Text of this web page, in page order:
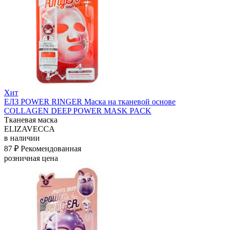
Хит
ЕЛЗ POWER RINGER Маска на тканевой основе
COLLAGEN DEEP POWER MASK PACK
Тканевая маска
ELIZAVECCA
в наличии
87 ₽ Рекомендованная
розничная цена